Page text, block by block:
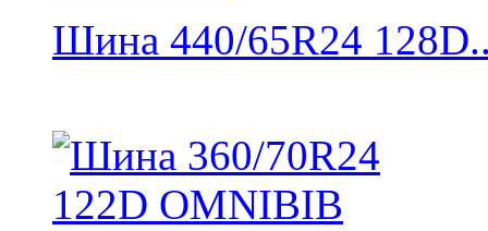
Шина 440/65R24